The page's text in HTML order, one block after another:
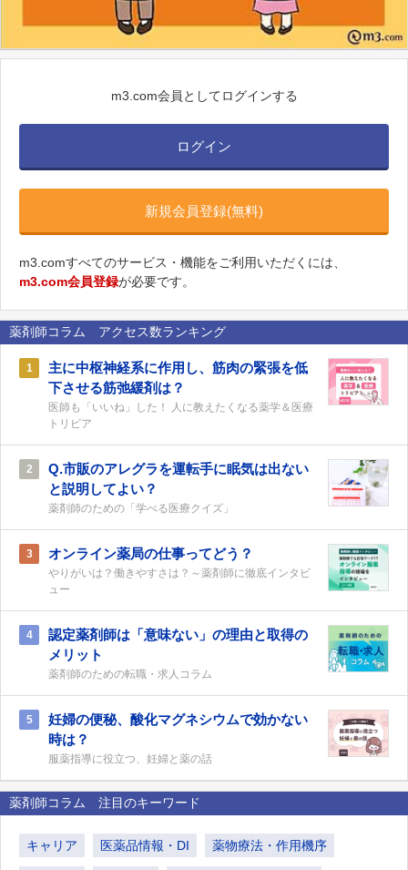
m3.com会員としてログインする
ログイン
新規会員登録(無料)
m3.comすべてのサービス・機能をご利用いただくには、
m3.com会員登録が必要です。
薬剤師コラム アクセス数ランキング
1
主に中枢神経系に作用し、筋肉の緊張を低
下させる筋弛緩剤は？
医師も「いいね」した！ 人に教えたくなる薬学＆医療
トリビア
2
Q.市販のアレグラを運転手に眠気は出ない
と説明してよい？
薬剤師のための「学べる医療クイズ」
3 オンライン薬局の仕事ってどう？
やりがいは？働きやすさは？～薬剤師に徹底インタビ
ュー
4
認定薬剤師は「意味ない」の理由と取得の
メリット
薬剤師のための転職・求人コラム
5
妊婦の便秘、酸化マグネシウムで効かない
時は？
服薬指導に役立つ、妊婦と薬の話
薬剤師コラム 注目のキーワード
キャリア 医薬品情報・DI 薬物療法・作用機序